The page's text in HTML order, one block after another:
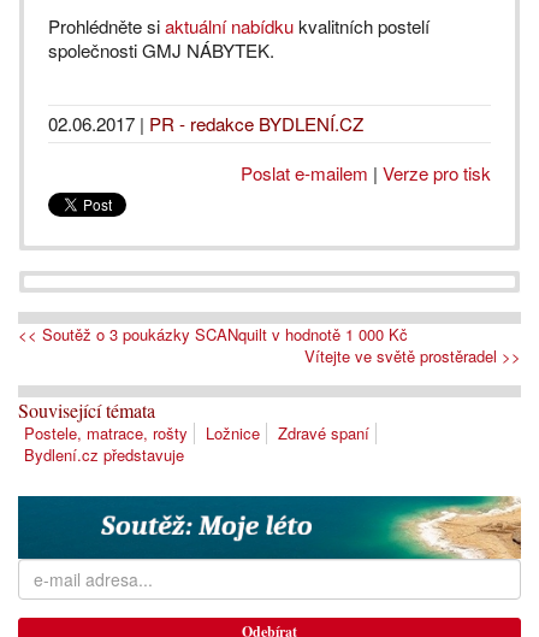
Prohlédněte siaktuální nabídkukvalitních postelí
společnosti GMJ NÁBYTEK.
02.06.2017 | PR - redakce BYDLENÍ.CZ
Poslat e-mailem | Verze pro tisk
<< Soutěž o 3 poukázky SCANquilt v hodnotě 1 000 Kč
Vítejte ve světě prostěradel >>
Související témata
Postele, matrace, rošty Ložnice
Zdravé spaní
Bydlení.cz představuje
Odebírat